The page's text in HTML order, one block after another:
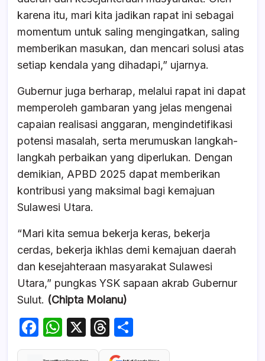
karena itu, mari kita jadikan rapat ini sebagai
momentum untuk saling mengingatkan, saling
memberikan masukan, dan mencari solusi atas
setiap kendala yang dihadapi,” ujarnya.
Gubernur juga berharap, melalui rapat ini dapat
memperoleh gambaran yang jelas mengenai
capaian realisasi anggaran, mengindetifikasi
potensi masalah, serta merumuskan langkah-
langkah perbaikan yang diperlukan. Dengan
demikian, APBD 2025 dapat memberikan
kontribusi yang maksimal bagi kemajuan
Sulawesi Utara.
“Mari kita semua bekerja keras, bekerja
cerdas, bekerja ikhlas demi kemajuan daerah
dan kesejahteraan masyarakat Sulawesi
Utara,” pungkas YSK sapaan akrab Gubernur
Sulut. (Chipta Molanu)
F
a
W
h
X
T
hr h